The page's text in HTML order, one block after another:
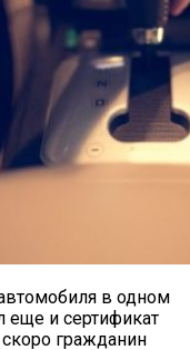
в одном
еще и сертификат
гражданин